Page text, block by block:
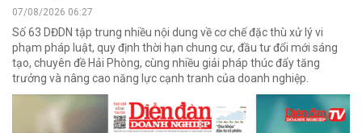
07/08/2026 06:27
Số 63 DĐDN tập trung nhiều nội dung về cơ chế đặc thù xử lý vi
phạm pháp luật, quy định thời hạn chung cư, đầu tư đổi mới sáng
tạo, chuyên đề Hải Phòng, cùng nhiều giải pháp thúc đẩy tăng
trưởng và nâng cao năng lực cạnh tranh của doanh nghiệp.